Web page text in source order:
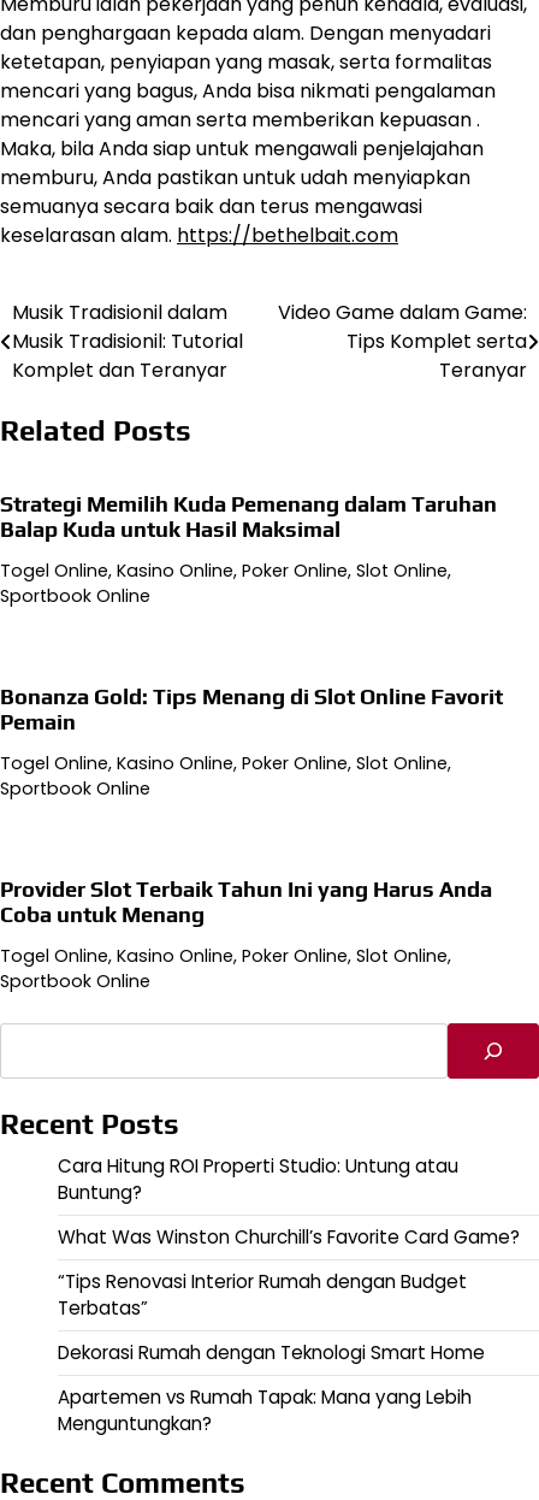
dan penghargaan kepada alam. Dengan menyadari
ketetapan, penyiapan yang masak, serta formalitas
mencari yang bagus, Anda bisa nikmati pengalaman
mencari yang aman serta memberikan kepuasan .
Maka, bila Anda siap untuk mengawali penjelajahan
memburu, Anda pastikan untuk udah menyiapkan
semuanya secara baik dan terus mengawasi
keselarasan alam. https://bethelbait.com
Navigasi
pos
Musik Tradisionil dalam
Musik Tradisionil: Tutorial
Komplet dan Teranyar
Video Game dalam Game:
Tips Komplet serta
Teranyar
Related Posts
Strategi Memilih Kuda Pemenang dalam Taruhan
Balap Kuda untuk Hasil Maksimal
Togel Online, Kasino Online, Poker Online, Slot Online,
Sportbook Online
Bonanza Gold: Tips Menang di Slot Online Favorit
Pemain
Togel Online, Kasino Online, Poker Online, Slot Online,
Sportbook Online
Provider Slot Terbaik Tahun Ini yang Harus Anda
Coba untuk Menang
Togel Online, Kasino Online, Poker Online, Slot Online,
Sportbook Online
Recent Posts
Cara Hitung ROI Properti Studio: Untung atau
Buntung?
What Was Winston Churchill’s Favorite Card Game?
“Tips Renovasi Interior Rumah dengan Budget
Terbatas”
Dekorasi Rumah dengan Teknologi Smart Home
Apartemen vs Rumah Tapak: Mana yang Lebih
Menguntungkan?
Recent Comments